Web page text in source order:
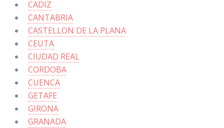
CADIZ
CANTABRIA
CASTELLON DE LA PLANA
CEUTA
CIUDAD REAL
CORDOBA
CUENCA
GETAFE
GIRONA
GRANADA